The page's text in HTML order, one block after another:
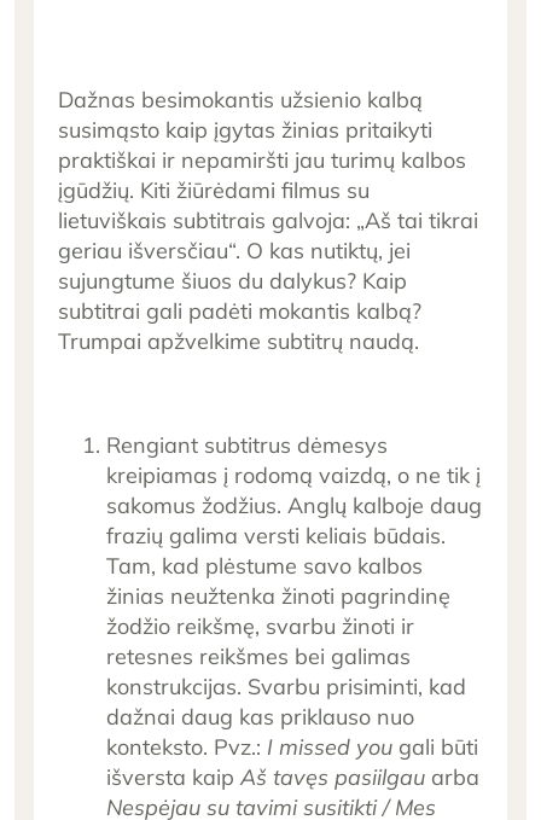
Dažnas besimokantis užsienio kalbą
susimąsto kaip įgytas žinias pritaikyti
praktiškai ir nepamiršti jau turimų kalbos
įgūdžių. Kiti žiūrėdami filmus su
lietuviškais subtitrais galvoja: „Aš tai tikrai
geriau išversčiau“. O kas nutiktų, jei
sujungtume šiuos du dalykus? Kaip
subtitrai gali padėti mokantis kalbą?
Trumpai apžvelkime subtitrų naudą.
Rengiant subtitrus dėmesys
kreipiamas į rodomą vaizdą, o ne tik į
sakomus žodžius. Anglų kalboje daug
frazių galima versti keliais būdais.
Tam, kad plėstume savo kalbos
žinias neužtenka žinoti pagrindinę
žodžio reikšmę, svarbu žinoti ir
retesnes reikšmes bei galimas
konstrukcijas. Svarbu prisiminti, kad
dažnai daug kas priklauso nuo
konteksto. Pvz.: I missed you gali būti
išversta kaip Aš tavęs pasiilgau arba
Nespėjau su tavimi susitikti / Mes